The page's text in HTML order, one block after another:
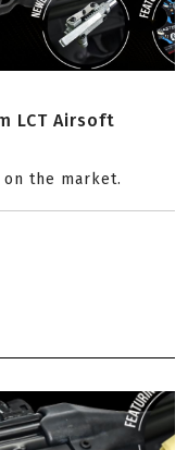
LCT Airsoft
the market.